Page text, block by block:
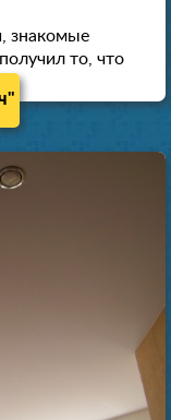
знакомые
то, что